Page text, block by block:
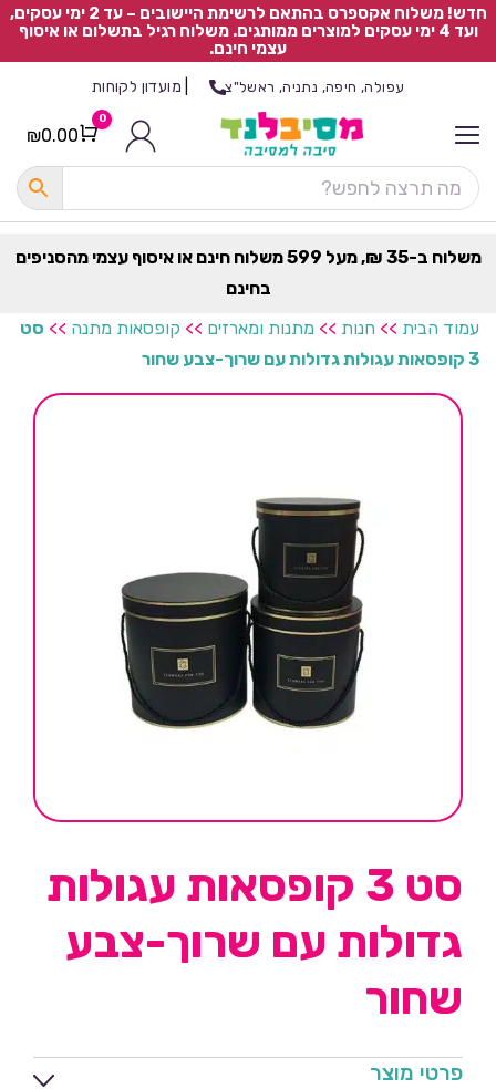
חדש! משלוח אקספרס בהתאם לרשימת היישובים – עד 2 ימי עסקים,
ועד 4 ימי עסקים למוצרים ממותגים. משלוח רגיל בתשלום או איסוף
עצמי חינם.
עפולה, חיפה, נתניה, ראשל"צ מועדון לקוחות
Cart
0
₪0.00
משלוח ב-35 ₪, מעל 599 משלוח חינם או איסוף עצמי מהסניפים
בחינם
עמוד הבית >> חנות >> מתנות ומארזים >> קופסאות מתנה >> סט
3 קופסאות עגולות גדולות עם שרוך-צבע שחור
סט 3 קופסאות עגולות
גדולות עם שרוך-צבע
שחור
פרטי מוצר